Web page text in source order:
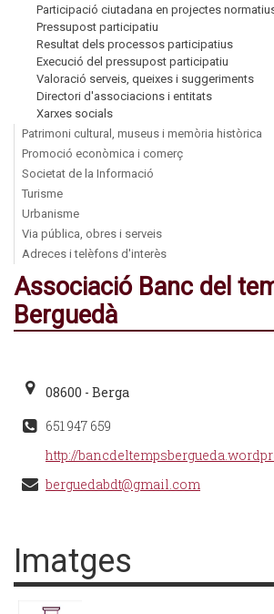
Participació ciutadana en projectes
Pressupost participatiu
Resultat dels processos participatius
Execució del pressupost participatiu
Valoració serveis, queixes i suggeriments
Directori d'associacions i entitats
Xarxes socials
Patrimoni cultural, museus i memòria històrica
Promoció econòmica i comerç
Societat de la Informació
Turisme
Urbanisme
Via pública, obres i serveis
Adreces i telèfons d'interès
Associació Banc del
Berguedà
08600 - Berga
651 947 659
http://
berguedabdt@gmail.com
Imatges